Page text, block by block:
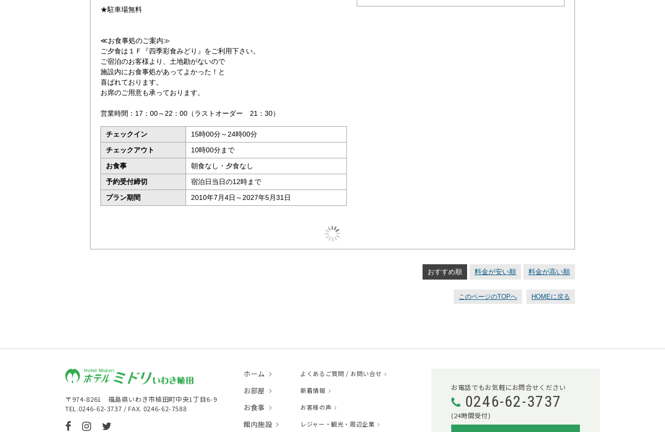
★駐車場無料
≪お食事処のご案内≫
ご夕食は１Ｆ『四季彩食みどり』をご利用下さい。
ご宿泊のお客様より、土地勘がないので
施設内にお食事処があってよかった！と
喜ばれております。
お席のご用意も承っております。
営業時間：17：00～22：00（ラストオーダー 21：30）
チェックイン
15時00分～24時00分
チェックアウト
10時00分まで
お食事
朝食なし・夕食なし
予約受付締切
宿泊日当日の12時まで
プラン期間
2010年7月4日～2027年5月31日
おすすめ順 料金が安い順 料金が高い順
このページのTOPへ HOMEに戻る
〒974-8261 福島県いわき市植田町中央1丁目6-9
TEL.0246-62-3737 / FAX. 0246-62-7588
ホーム
お部屋
お食事
館内施設
よくあるご質問 / お問い合せ
新着情報
お客様の声
レジャー・観光・周辺企業
お電話でもお気軽にお問合せください
0246-62-3737
(24時間受付)